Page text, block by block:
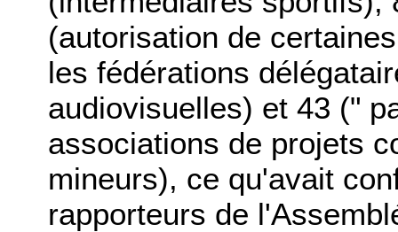
(autorisation de
les fédérations
audiovisuelles) et 43 ("
associations de projets
mineurs), ce qu'avait
rapporteurs de